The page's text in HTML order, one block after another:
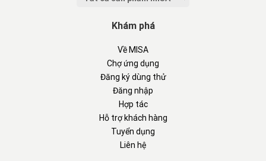
Khám phá
Về MISA
Chợ ứng dụng
Đăng ký dùng thử
Đăng nhập
Hợp tác
Hỗ trợ khách hàng
Tuyển dụng
Liên hệ